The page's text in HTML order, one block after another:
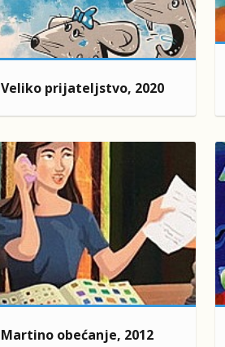
Veliko prijateljstvo, 2020
Martino obećanje, 2012